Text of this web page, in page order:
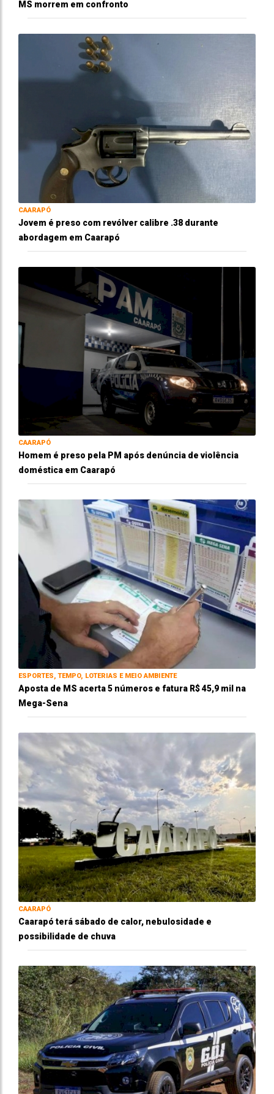
MS morrem em confronto
CAARAPÓ
Jovem é preso com revólver calibre .38 durante
abordagem em Caarapó
CAARAPÓ
Homem é preso pela PM após denúncia de violência
doméstica em Caarapó
ESPORTES, TEMPO, LOTERIAS E MEIO AMBIENTE
Aposta de MS acerta 5 números e fatura R$ 45,9 mil na
Mega-Sena
CAARAPÓ
Caarapó terá sábado de calor, nebulosidade e
possibilidade de chuva